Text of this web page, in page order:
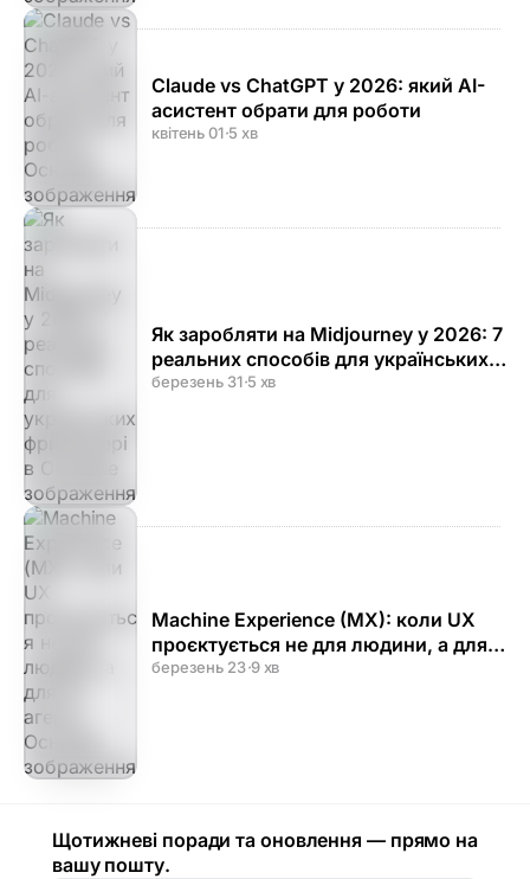
Claude vs ChatGPT у 2026: який AI-
асистент обрати для роботи
квітень 01·5 хв
Як заробляти на Midjourney у 2026: 7
реальних способів для українських
фрилансерів
березень 31·5 хв
Machine Experience (MX): коли UX
проєктується не для людини, а для
AI-агента
березень 23·9 хв
Щотижневі поради та оновлення — прямо на
вашу пошту.